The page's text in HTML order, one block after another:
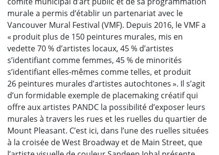
murale a permis d’établir un partenariat avec le
Vancouver Mural Festival (VMF). Depuis 2016, le VMF a
« produit plus de 150 peintures murales, mis en
vedette 70 % d’artistes locaux, 45 % d’artistes
s’identifiant comme femmes, 45 % de minorités
s’identifiant elles-mêmes comme telles, et produit
26 peintures murales d’artistes autochtones ». Il s’agit
d’un formidable exemple de placemaking créatif qui
offre aux artistes PANDC la possibilité d’exposer leurs
murales à travers les rues et les ruelles du quartier de
Mount Pleasant. C’est ici, dans l’une des ruelles situées
à la croisée de West Broadway et de Main Street, que